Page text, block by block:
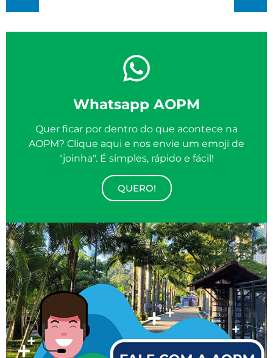
Whatsapp AOPM
Quer ficar por dentro do que acontece na
AOPM? Clique aqui e nos envie um emoji de
"joinha". É simples, rápido e fácil!
QUERO!